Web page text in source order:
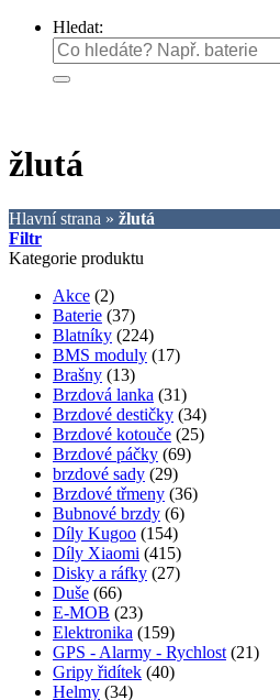
Hledat:
žlutá
Hlavní strana » žlutá
Filtr
Kategorie produktu
Akce (2)
Baterie (37)
Blatníky (224)
BMS moduly (17)
Brašny (13)
Brzdová lanka (31)
Brzdové destičky (34)
Brzdové kotouče (25)
Brzdové páčky (69)
brzdové sady (29)
Brzdové třmeny (36)
Bubnové brzdy (6)
Díly Kugoo (154)
Díly Xiaomi (415)
Disky a ráfky (27)
Duše (66)
E-MOB (23)
Elektronika (159)
GPS - Alarmy - Rychlost (21)
Gripy řidítek (40)
Helmy (34)